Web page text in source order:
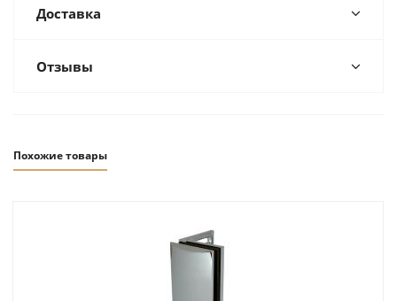
Доставка
Отзывы
Похожие товары